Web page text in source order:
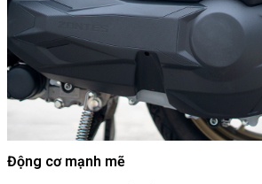
Động cơ mạnh mẽ